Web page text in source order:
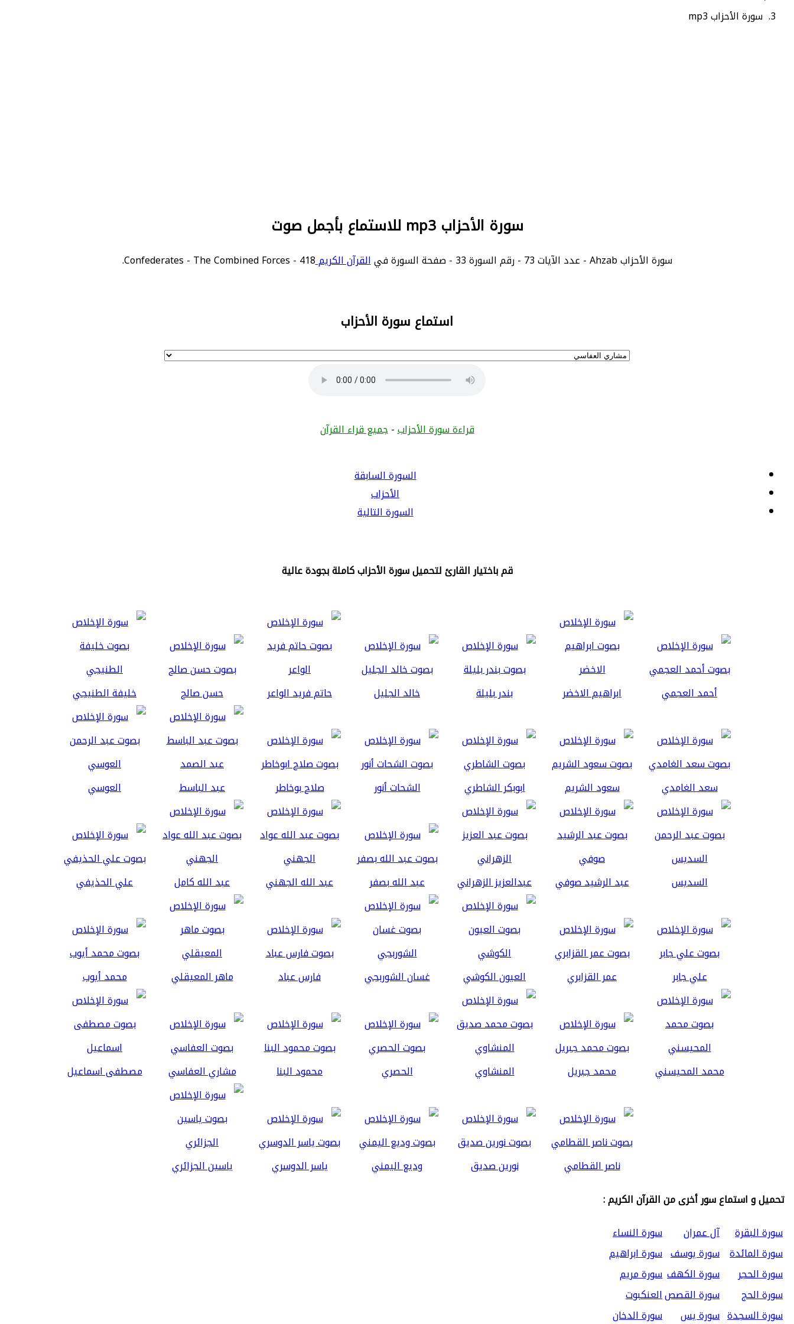
سورة الأحزاب mp3
سورة الأحزاب mp3 للاستماع بأجمل صوت
سورة الأحزاب Ahzab - عدد الآيات 73 - رقم السورة 33 - صفحة السورة في القرآن الكريم418 - Confederates - The Combined Forces.
استماع سورة الأحزاب
قراءة سورة الأحزاب-جميع قراء القرآن
السورة السابقة
الأحزاب
السورة التالية
قم باختيار القارئ لتحميل سورة الأحزاب كاملة بجودة عالية
أحمد العجمي ابراهيم الاخضر بندر بليلة خالد الجليل حاتم فريد الواعر حسن صالح خليفة الطنيجي
سعد الغامدي سعود الشريم ابوبكر الشاطري الشحات أنور صلاح بوخاطر عبد الباسط العوسي
السديس عبد الرشيد صوفي عبدالعزيز الزهراني عبد الله بصفر عبد الله الجهني عبد الله كامل علي الحذيفي
علي جابر عمر القزابري العيون الكوشي غسان الشوربجي فارس عباد ماهر المعيقلي محمد أيوب
محمد المحيسني محمد جبريل المنشاوي الحصري محمود البنا مشاري العفاسي مصطفى اسماعيل
ناصر القطامي نورين صديق وديع اليمني ياسر الدوسري
ياسين الجزائري
تحميل و استماع سور أخرى من القرآن الكريم :
سورة البقرة
آل عمران
سورة النساء
سورة المائدة سورة يوسف سورة ابراهيم
سورة الحجر
سورة الكهف سورة مريم
سورة الحج
سورة القصصالعنكبوت
سورة السجدة سورة يس سورة الدخان